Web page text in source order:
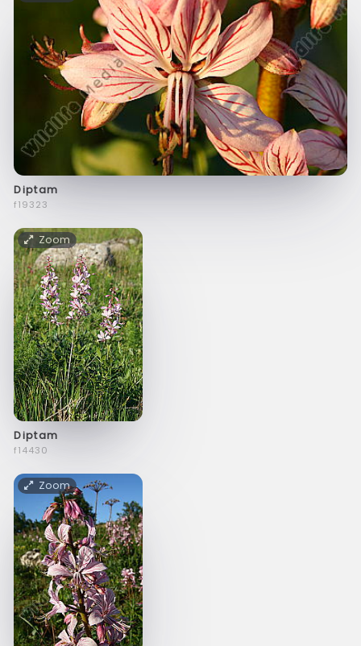
Diptam
f19323
Zoom
Diptam
f14430
Zoom